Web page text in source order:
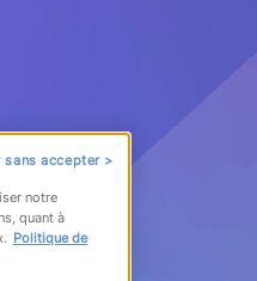
sans accepter >
notre
quant à
Politique de